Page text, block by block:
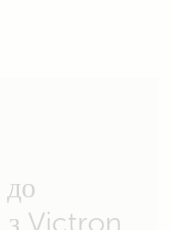
з Victron